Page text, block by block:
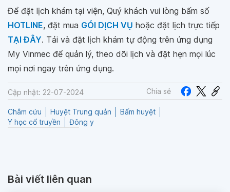
Để đặt lịch khám tại viện, Quý khách vui lòng bấm số
HOTLINE, đặt mua GÓI DỊCH VỤ hoặc đặt lịch trực tiếp
TẠI ĐÂY. Tải và đặt lịch khám tự động trên ứng dụng
My Vinmec để quản lý, theo dõi lịch và đặt hẹn mọi lúc
mọi nơi ngay trên ứng dụng.
Cập nhật: 22-07-2024 Chia sẻ
Châm cứu Huyệt Trung quản
Bấm huyệt
Y học cổ truyền
Đông y
Bài viết liên quan